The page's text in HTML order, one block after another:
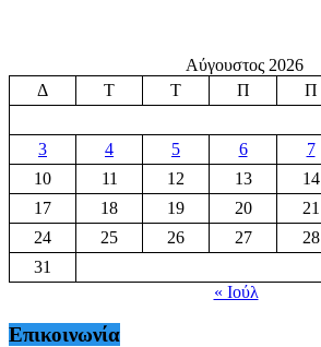
Αύγουστος 2026
Δ
Τ Τ Π Π
3
4 5 6 7
10
11 12 13 14
17
18 19 20 21
24
25 26 27 28
31
« Ιούλ
Επικοινωνία